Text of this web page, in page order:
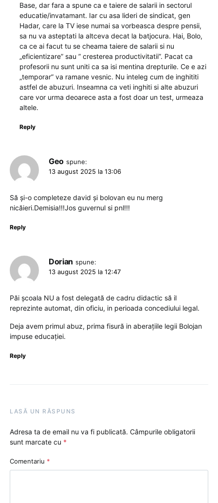
Base, dar fara a spune ca e taiere de salarii in sectorul
educatie/invatamant. Iar cu asa lideri de sindicat, gen
Hadar, care la TV iese numai sa vorbeasca despre pensii,
sa nu va asteptati la altceva decat la batjocura. Hai, Bolo,
ca ce ai facut tu se cheama taiere de salarii si nu
„eficientizare” sau ” cresterea productivitatii”. Pacat ca
profesorii nu sunt uniti ca sa isi mentina drepturile. Ce e azi
„temporar” va ramane vesnic. Nu inteleg cum de inghititi
astfel de abuzuri. Inseamna ca veti inghiti si alte abuzuri
care vor urma deoarece asta a fost doar un test, urmeaza
altele.
Reply
Geo spune:
13 august 2025 la 13:06
Să și-o completeze david și bolovan eu nu merg
nicăieri.Demisia!!!Jos guvernul si pnl!!!
Reply
Dorian spune:
13 august 2025 la 12:47
Păi școala NU a fost delegată de cadru didactic să il
reprezinte automat, din oficiu, in perioada concediului legal.
Deja avem primul abuz, prima fisură in aberațiile legii Bolojan
impuse educației.
Reply
LASĂ UN RĂSPUNS
Adresa ta de email nu va fi publicată. Câmpurile obligatorii
sunt marcate cu *
Comentariu *